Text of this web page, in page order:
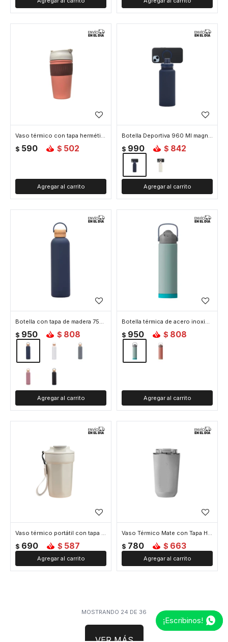
Vaso térmico con tapa hermética 450ml - Rosa
$ 590 $ 502
Botella Deportiva 960 Ml magnética para celular - Azul
$ 990 $ 842
Botella con tapa de madera 750ml - Azul
$ 950 $ 808
Botella térmica de acero inoxidable con asa y colores pastel 1000ML - Azul Claro
$ 950 $ 808
Vaso térmico portátil con tapa anti derrame 450ml - Blanco
$ 690 $ 587
Vaso Térmico Mate con Tapa Hermética 450ml - Gris
$ 780 $ 663
MOSTRANDO 24 DE 36
¡Escribinos!